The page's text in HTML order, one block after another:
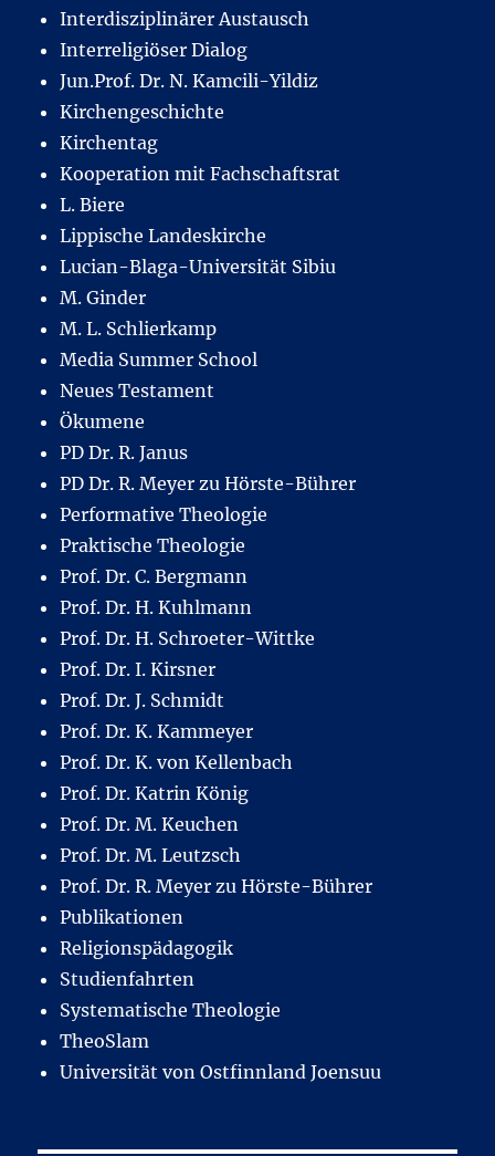
Interdisziplinärer Austausch
Interreligiöser Dialog
Jun.Prof. Dr. N. Kamcili-Yildiz
Kirchengeschichte
Kirchentag
Kooperation mit Fachschaftsrat
L. Biere
Lippische Landeskirche
Lucian-Blaga-Universität Sibiu
M. Ginder
M. L. Schlierkamp
Media Summer School
Neues Testament
Ökumene
PD Dr. R. Janus
PD Dr. R. Meyer zu Hörste-Bührer
Performative Theologie
Praktische Theologie
Prof. Dr. C. Bergmann
Prof. Dr. H. Kuhlmann
Prof. Dr. H. Schroeter-Wittke
Prof. Dr. I. Kirsner
Prof. Dr. J. Schmidt
Prof. Dr. K. Kammeyer
Prof. Dr. K. von Kellenbach
Prof. Dr. Katrin König
Prof. Dr. M. Keuchen
Prof. Dr. M. Leutzsch
Prof. Dr. R. Meyer zu Hörste-Bührer
Publikationen
Religionspädagogik
Studienfahrten
Systematische Theologie
TheoSlam
Universität von Ostfinnland Joensuu